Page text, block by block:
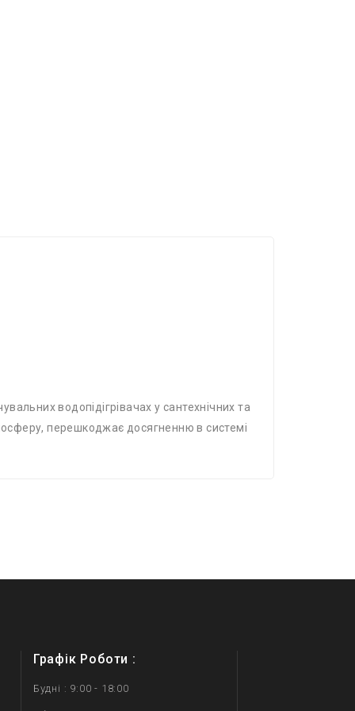
водопідігрівачах у сантехнічних та
перешкоджає досягненню в системі
Графік Роботи :
Будні : 9:00 - 18:00